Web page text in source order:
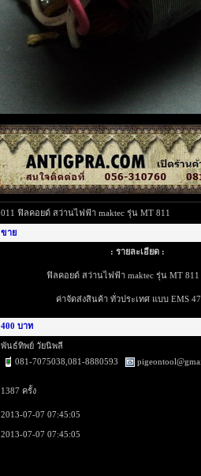
011 ฟิลคอยด์ สว่านไฟฟ้า maktec รุ่น MT 811
ขาย
: รายละเอียด :
ฟิลคอยด์ สว่านไฟฟ้า maktec รุ่น MT
ค่าจัดส่งสินค้า ทั่วประเทศ แบบ EMS
400 บาท
พันธ์ทิพย์ วัยนิพลี
081-7075038,081-8880593
1387 ครั้ง
2013-07-07 07:45:05
2013-07-07 07:45:05